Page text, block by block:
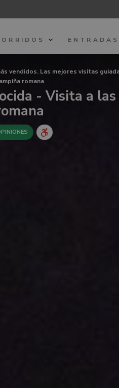
ENTRADAS
vendidos. Las mejores visitas
romana
- Visita a